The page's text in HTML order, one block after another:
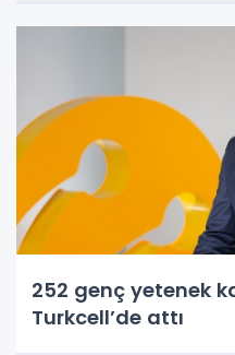
252 genç yetenek
Turkcell’de attı